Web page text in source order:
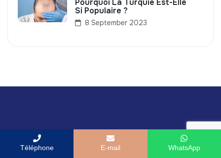
Si Populaire ?
8 September 2023
Prenez rendez-vous avec nos experts en fertilité – la
Téléphone E-mail WhatsApp